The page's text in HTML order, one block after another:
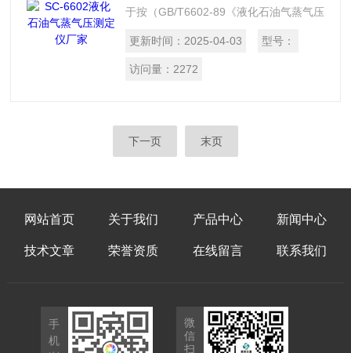
于按（GB/T6602-89《液化石油气蒸气压
和37.8～70C试验温度下, 液化石油气的
蒸气压（表压）。本仪器适用于沸点高于
更新时间： 2025-04-03 型号：
访问量： 2272
下一页 末页
网站首页 关于我们 产品中心 新闻中心
技术文章 荣誉资质 在线留言 联系我们
手
机
微
信
扫